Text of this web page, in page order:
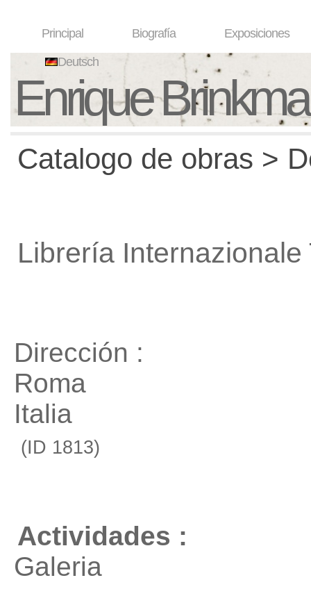
Principal Biografía Exposiciones
Deutsch
Enrique
Catalogo de obras >
Librería Internazionale
Dirección :
Roma
Italia
(ID 1813)
Actividades :
Galeria